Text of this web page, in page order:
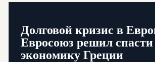
Долговой кризис в
Евросоюз решил спасти
экономику Греции